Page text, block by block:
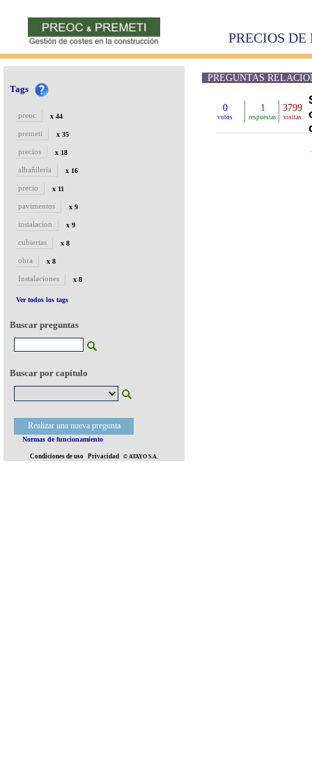
PRECIOS
Tags
preoc x 44
premeti x 35
precios x 18
albañileria x 16
precio x 11
pavimentos x 9
instalacion x 9
cubiertas x 8
obra x 8
Instalaciones x 8
Ver todos los tags
Buscar preguntas
Buscar por capítulo
Realizar una nueva pregunta
Normas de funcionamiento
Condiciones de uso Privacidad © ATAYO S.A.
PREGUNTAS
0
votos
1
respuestas
3799
visitas